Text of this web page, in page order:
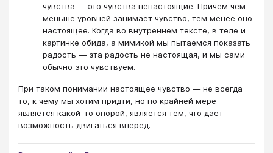
чувства — это чувства ненастоящие. Причём чем
меньше уровней занимает чувство, тем менее оно
настоящее. Когда во внутреннем тексте, в теле и
картинке обида, а мимикой мы пытаемся показать
радость — эта радость не настоящая, и мы сами
обычно это чувствуем.
При таком понимании настоящее чувство — не всегда
то, к чему мы хотим придти, но по крайней мере
является какой-то опорой, является тем, что дает
возможность двигаться вперед.